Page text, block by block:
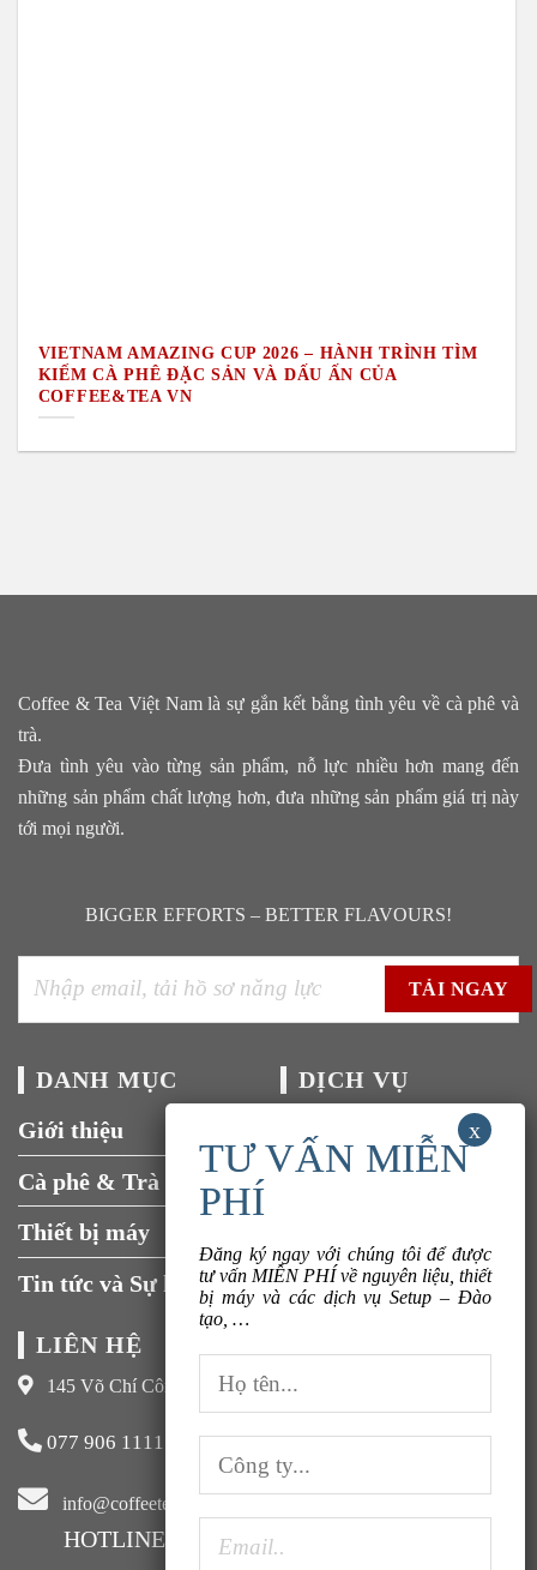
VIETNAM AMAZING CUP 2026 – HÀNH TRÌNH TÌM
KIẾM CÀ PHÊ ĐẶC SẢN VÀ DẤU ẤN CỦA
COFFEE&TEA VN
Coffee & Tea Việt Nam là sự gắn kết bằng tình yêu về cà phê và
trà.
Đưa tình yêu vào từng sản phẩm, nỗ lực nhiều hơn mang đến
những sản phẩm chất lượng hơn, đưa những sản phẩm giá trị này
tới mọi người.
BIGGER EFFORTS – BETTER FLAVOURS!
DANH MỤC
Giới thiệu
Cà phê & Trà
Thiết bị máy
Tin tức và Sự kiện
DỊCH VỤ
Tuyển dụng
Liên hệ
LIÊN HỆ
145 Võ Chí Công, Xuân La, Tây Hồ, Hà Nội
077 906 1111
info@coffeeteavn.com
HOTLINE KINH DOANH:
Đăng ký ngay với chúng tôi để được
tư vấn MIỄN PHÍ về nguyên liệu, thiết
bị máy và các dịch vụ Setup – Đào
tạo, …